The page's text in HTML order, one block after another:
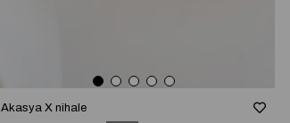
Akasya X nihale